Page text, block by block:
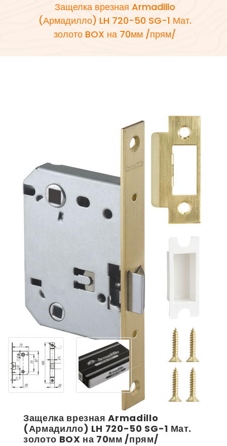
Защелка врезная Armadillo
(Армадилло) LH 720-50 SG-1 Мат.
золото BOX на 70мм /прям/
Защелка врезная Armadillo
(Армадилло) LH 720-50 SG-1 Мат.
золото BOX на 70мм /прям/